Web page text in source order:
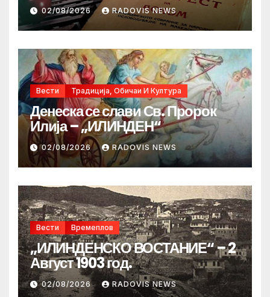
02/08/2026 RADOVIS NEWS
Вести Традиција, Обичаи И Култура
Денеска се слави Св. Пророк
Илија – „ИЛИНДЕН“
02/08/2026 RADOVIS NEWS
Вести Времеплов
„ИЛИНДЕНСКО ВОСТАНИЕ“ – 2
Август 1903 год.
02/08/2026 RADOVIS NEWS